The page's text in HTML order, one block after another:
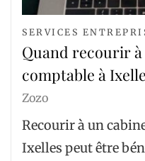
SERVICES
Quand recourir
comptable à
Zozo
Recourir à un
Ixelles peut être